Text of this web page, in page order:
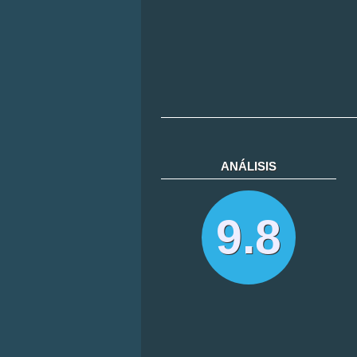
ANÁLISIS
9.8